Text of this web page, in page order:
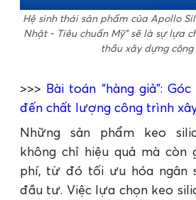
Hệ sinh thái sản phẩm của Apollo
Nhật - Tiêu chuẩn Mỹ” sẽ là sự lựa
thầu xây dựng
>>> Bài toán “hàng giả”:
đến chất lượng công trình
Những sản phẩm keo
không chỉ hiệu quả mà còn
phí, từ đó tối ưu hóa ngân
đầu tư. Việc lựa chọn keo